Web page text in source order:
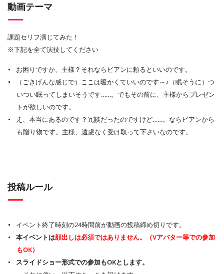
動画テーマ
課題セリフ演じてみた！
※下記を全て演技してください
お困りですか、主様？それならビアンに頼るといいのです。
（ごきげんな感じで）ここは暖かくていいのです～♪（眠そうに）つ
いつい眠ってしまいそうです……。でもその前に、主様からプレゼン
トが欲しいのです。
え、本当にあるのです？冗談だったのですけど……。ならビアンから
も贈り物です。主様、遠慮なく受け取って下さいなのです。
投稿ルール
イベント終了時刻の24時間前が動画の投稿締め切りです。
本イベントは顔出しは必須ではありません。（Vアバター等での参加
もOK）
スライドショー形式での参加もOKとします。